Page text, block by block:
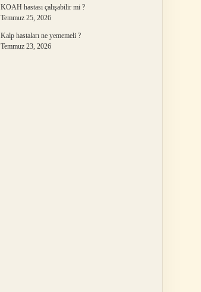
KOAH hastası çalışabilir mi ?
Temmuz 25, 2026
Kalp hastaları ne yememeli ?
Temmuz 23, 2026